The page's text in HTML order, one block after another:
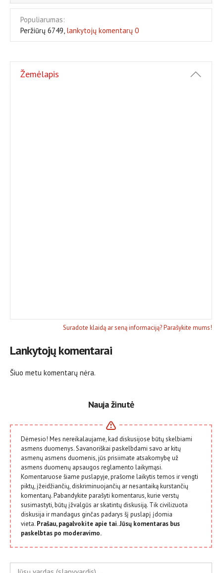
Populiarumas:
Peržiūrų 6749, lankytojų komentarų 0
Žemėlapis
Suradote klaidą ar seną informaciją? Parašykite mums!
Lankytojų komentarai
Šiuo metu komentarų nėra.
Nauja žinutė
Dėmesio! Mes nereikalaujame, kad diskusijose būtų skelbiami
asmens duomenys. Savanoriškai paskelbdami savo ar kitų
asmenų asmens duomenis, jūs prisiimate atsakomybę už
asmens duomenų apsaugos reglamento laikymąsi.
Komentaruose šiame puslapyje, prašome laikytis temos ir vengti
piktų, įžeidžiančių, diskriminuojančių ar nesantaiką kurstančių
komentarų. Pabandykite parašyti komentarus, kurie verstų
susimastyti, būtų įžvalgūs ar skatintų diskusiją. Tik civilizuota
diskusija ir mandagus ginčas padarys šį puslapį įdomia
vieta. Prašau, pagalvokite apie tai. Jūsų komentaras bus
paskelbtas po moderavimo.